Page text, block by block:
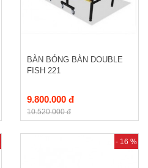
BÀN BÓNG BÀN DOUBLE
FISH 221
9.800.000 đ
10.520.000 đ
- 16 %